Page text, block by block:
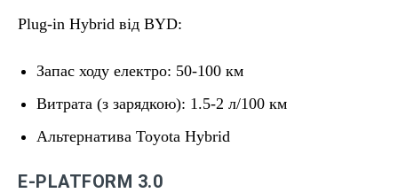
Plug-in Hybrid від BYD:
Запас ходу електро: 50-100 км
Витрата (з зарядкою): 1.5-2 л/100 км
Альтернатива Toyota Hybrid
E-PLATFORM 3.0